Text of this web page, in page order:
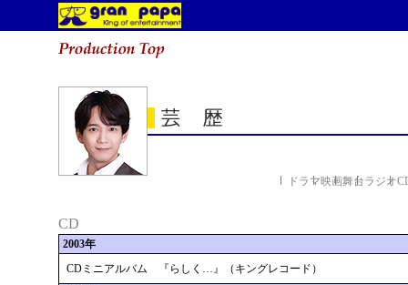
ドラマ映画舞台ラジオ
CD
2003年
CDミニアルバム 『らしく…』（キングレコード）